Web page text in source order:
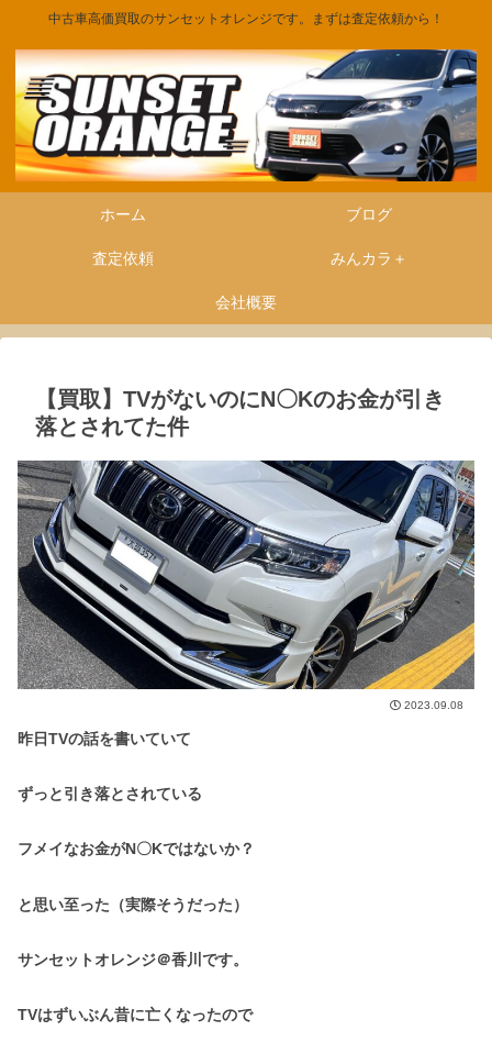
中古車高価買取のサンセットオレンジです。まずは査定依頼から！
ホーム ブログ
査定依頼 みんカラ＋
会社概要
【買取】TVがないのにN〇Kのお金が引き
落とされてた件
2023.09.08
昨日TVの話を書いていて
ずっと引き落とされている
フメイなお金がN〇Kではないか？
と思い至った（実際そうだった）
サンセットオレンジ＠香川です。
TVはずいぶん昔に亡くなったので